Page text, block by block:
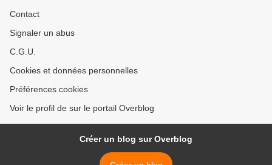
Contact
Signaler un abus
C.G.U.
Cookies et données personnelles
Préférences cookies
Voir le profil de sur le portail Overblog
Créer un blog sur Overblog